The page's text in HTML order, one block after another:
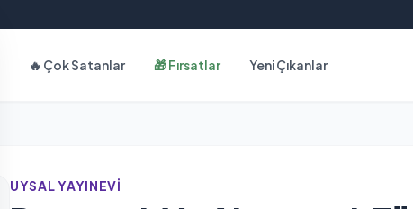
🔥 Çok Satanlar 🎁 Fırsatlar Yeni Çıkanlar
UYSAL YAYINEVI